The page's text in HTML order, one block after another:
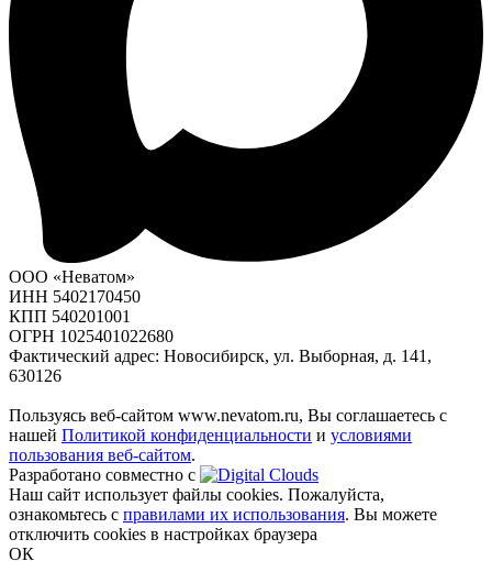
ООО «Неватом»
ИНН 5402170450
КПП 540201001
ОГРН 1025401022680
Фактический адрес: Новосибирск, ул. Выборная, д. 141,
630126
Пользуясь веб-сайтом www.nevatom.ru, Вы соглашаетесь с
нашей Политикой конфиденциальности и условиями
пользования веб-сайтом.
Разработано совместно с
Наш сайт использует файлы cookies. Пожалуйста,
ознакомьтесь с правилами их использования. Вы можете
отключить cookies в настройках браузера
ОК